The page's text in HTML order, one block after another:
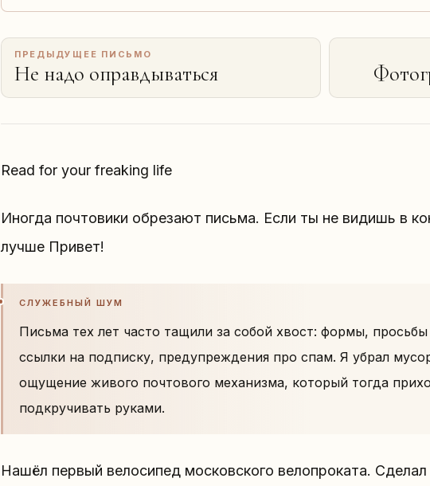
ПРЕДЫДУЩЕЕ ПИСЬМО
Не надо оправдываться
Read for your freaking life
Иногда почтовики обрезают письма. Если ты не видишь в
лучше Привет!
СЛУЖЕБНЫЙ ШУМ
Письма тех лет часто тащили за собой хвост: формы, просьбы
ссылки на подписку, предупреждения про спам. Я убрал
ощущение живого почтового механизма, который тогда
подкручивать руками.
Нашёл первый велосипед московского велопроката. Сделал